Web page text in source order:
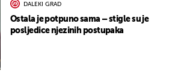
DALEKI GRAD
Ostala je potpuno sama – stigle su je
posljedice njezinih postupaka